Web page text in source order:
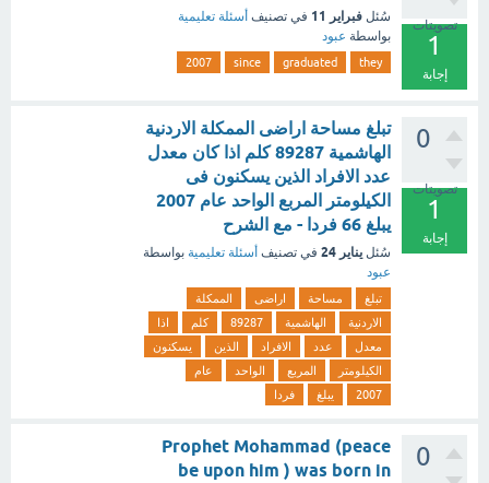
تصويتات
1
إجابة
سُئل فبراير 11 في تصنيف أسئلة تعليمية
بواسطة عبود
they
graduated
since
2007
0
تصويتات
1
إجابة
تبلغ مساحة اراضى الممكلة الاردنية
الهاشمية 89287 كلم اذا كان معدل
عدد الافراد الذين يسكنون فى
الكيلومتر المربع الواحد عام 2007
يبلغ 66 فردا - مع الشرح
سُئل يناير 24 في تصنيف أسئلة تعليمية بواسطة
عبود
تبلغ مساحة اراضى
الممكلة
الاردنية
الهاشمية 89287 كلم
اذا
معدل
عدد الافراد الذين
يسكنون
الكيلومتر
المربع الواحد
عام
2007
يبلغ فردا
0
Prophet Mohammad (peace
be upon him ) was born in